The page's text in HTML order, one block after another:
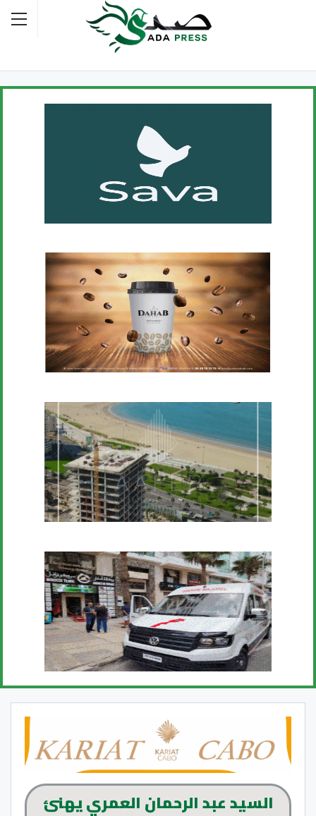
السيد عبد الرحمان العمري يهنئ